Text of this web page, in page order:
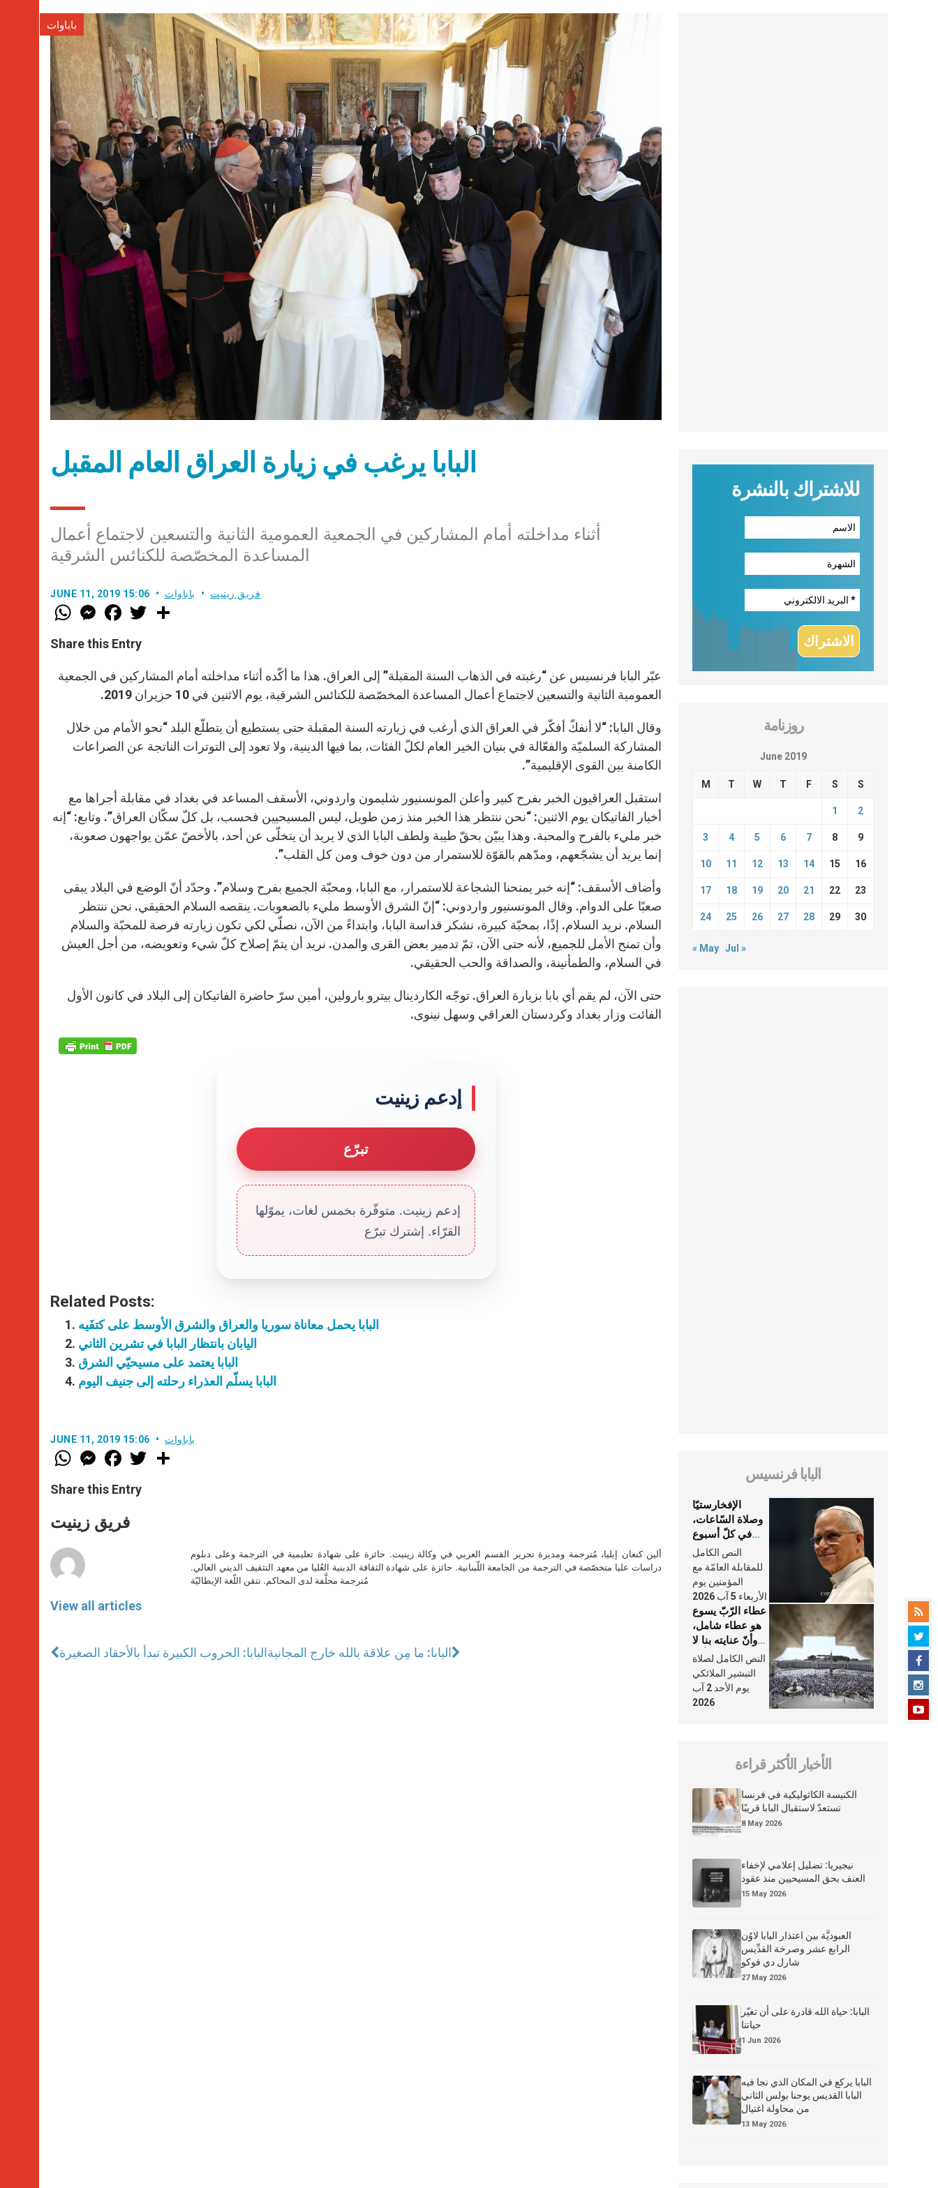
باباوات
البابا يرغب في زيارة العراق العام المقبل
أثناء مداخلته أمام المشاركين في الجمعية العمومية الثانية والتسعين لاجتماع أعمال
المساعدة المخصّصة للكنائس الشرقية
JUNE 11, 2019 15:06 فريق زينيت باباوات
W
h
t
s
p
p
M
e
s
e
g
e
r
F
a
e
b
o
k
w
r
Share this Entry
عبّر البابا فرنسيس عن “رغبته في الذهاب السنة المقبلة” إلى العراق. هذا ما أكّده أثناء مداخلته أمام المشاركين في الجمعية
العمومية الثانية والتسعين لاجتماع أعمال المساعدة المخصّصة للكنائس الشرقية، يوم الاثنين في 10 حزيران 2019.
وقال البابا: “لا أنفكّ أفكّر في العراق الذي أرغب في زيارته السنة المقبلة حتى يستطيع أن يتطلّع البلد “نحو الأمام من خلال
المشاركة السلميّة والفعّالة في بنيان الخير العام لكلّ الفئات، بما فيها الدينية، ولا تعود إلى التوترات الناتجة عن الصراعات
الكامنة بين القوى الإقليمية”.
استقبل العراقيون الخبر بفرح كبير وأعلن المونسنيور شليمون واردوني، الأسقف المساعد في بغداد في مقابلة أجراها مع
أخبار الفاتيكان يوم الاثنين: “نحن ننتظر هذا الخبر منذ زمن طويل، ليس المسيحيين فحسب، بل كلّ سكّان العراق”. وتابع: “إنه
خبر مليء بالفرح والمحبة. وهذا يبيّن بحقّ طيبة ولطف البابا الذي لا يريد أن يتخلّى عن أحد، بالأخصّ عمّن يواجهون صعوبة،
إنما يريد أن يشجّعهم، ومدّهم بالقوّة للاستمرار من دون خوف ومن كل القلب”.
وأضاف الأسقف: “إنه خبر يمنحنا الشجاعة للاستمرار، مع البابا، ومحبّة الجميع بفرح وسلام”. وحدّد أنّ الوضع في البلاد يبقى
صعبًا على الدوام. وقال المونسنيور واردوني: “إنّ الشرق الأوسط مليء بالصعوبات. ينقصه السلام الحقيقي. نحن ننتظر
السلام. نريد السلام. إذًا، بمحبّة كبيرة، نشكر قداسة البابا، وابتداءً من الآن، نصلّي لكي تكون زيارته فرصة للمحبّة والسلام
وأن تمنح الأمل للجميع، لأنه حتى الآن، تمّ تدمير بعض القرى والمدن. نريد أن يتمّ إصلاح كلّ شيء وتعويضه، من أجل العيش
في السلام، والطمأنينة، والصداقة والحب الحقيقي.
حتى الآن، لم يقم أي بابا بزيارة العراق. توجّه الكاردينال بيترو بارولين، أمين سرّ حاضرة الفاتيكان إلى البلاد في كانون الأول
الفائت وزار بغداد وكردستان العراقي وسهل نينوى.
إدعم زينيت
تبرّع
إدعم زينيت. متوفّرة بخمس لغات، يموّلها
القرّاء. إشترك تبرّع
Related Posts:
البابا يحمل معاناة سوريا والعراق والشرق الأوسط على كتفَيه
اليابان بانتظار البابا في تشرين الثاني
البابا يعتمد على مسيحيّي الشرق
البابا يسلّم العذراء رحلته إلى جنيف اليوم
JUNE 11, 2019 15:06 باباوات
W
h
t
s
p
p
M
e
s
e
g
e
F
a
e
b
o
k
w
Share this Entry
فريق زينيت
View all articles
ألين كنعان إيليا، مُترجمة ومديرة تحرير القسم العربي في وكالة زينيت. حائزة على شهادة تعليمية في الترجمة وعلى دبلوم
دراسات عليا متخصّصة في الترجمة من الجامعة اللّبنانية. حائزة على شهادة الثقافة الدينية العُليا من معهد التثقيف الديني العالي.
مُترجمة محلَّفة لدى المحاكم. تتقن اللّغة الإيطاليّة
البابا: الحروب الكبيرة تبدأ بالأحقاد الصغيرةالبابا: ما مِن علاقة بالله خارج المجانية
للاشتراك بالنشرة
روزنامة
June 2019
M T W T F S S
1 2
3 4 5 6 7 8 9
10 11 12 13 14 15 16
17 18 19 20 21 22 23
24 25 26 27 28 29 30
« May Jul »
البابا فرنسيس
الإفخارستيّا
وصلاة السّاعات،
في كلّ أسبوع
وكلّ يوم، هما
النَّفَس في حياة
الكنيسة
النص الكامل
للمقابلة العامّة مع
المؤمنين يوم
الأربعاء 5 آب 2026
عطاء الرّبّ يسوع
هو عطاء شامل،
وأنّ عنايته بنا لا
تغيب عنّا أبدًا
النص الكامل لصلاة
التبشير الملائكي
يوم الأحد 2 آب
2026
الأخبار الأكثر قراءة
الكنيسة الكاثوليكية في فرنسا
تستعدّ لاستقبال البابا قريبًا
8 May 2026
نيجيريا: تضليل إعلامي لإخفاء
العنف بحق المسيحيين منذ عقود
15 May 2026
العبوديَّة بين اعتذار البابا لاوُن
الرابع عشر وصرخة القدِّيس
شارل دي فوكو
27 May 2026
البابا: حياة الله قادرة على أن تغيّر
حياتنا
1 Jun 2026
البابا يركع في المكان الذي نجا فيه
البابا القديس يوحنا بولس الثاني
من محاولة اغتيال
13 May 2026